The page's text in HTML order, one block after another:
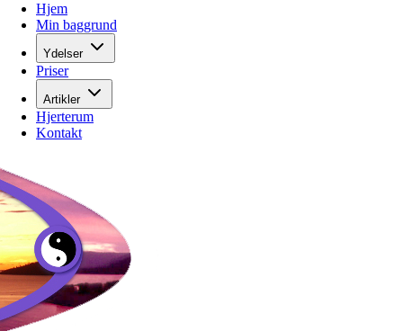
Hjem
Min baggrund
Ydelser
Priser
Artikler
Hjerterum
Kontakt